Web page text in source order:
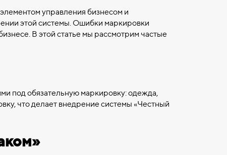
управления бизнесом и
этой системы. Ошибки маркировки
В этой статье мы рассмотрим частые
под обязательную маркировку: одежда,
что делает внедрение системы «Честный